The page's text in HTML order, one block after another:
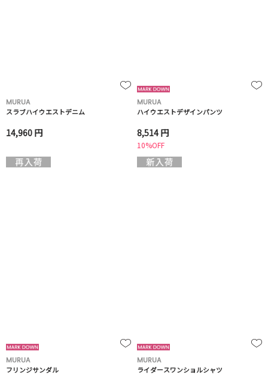
MURUA
スラブハイウエストデニム
14,960 円
MURUA
ハイウエストデザインパンツ
8,514 円
10%OFF
MURUA
フリンジサンダル
MURUA
ライダースワンショルシャツ